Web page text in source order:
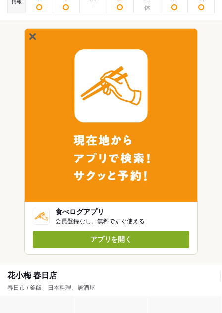
情報
食べログアプリ
会員登録なし。無料ですぐ使える
アプリを開く
花小梅 春日店
春日市 / 釜飯、日本料理、居酒屋